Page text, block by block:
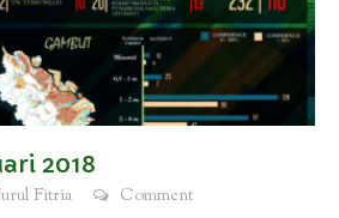
2018
Fitria
Comment